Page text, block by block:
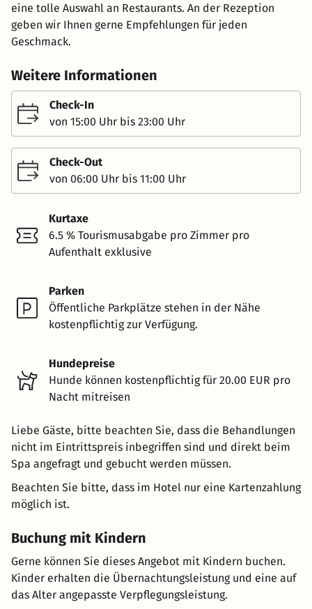
eine tolle Auswahl an Restaurants. An der Rezeption
geben wir Ihnen gerne Empfehlungen für jeden
Geschmack.
Weitere Informationen
Check-In
von 15:00 Uhr bis 23:00 Uhr
Check-Out
von 06:00 Uhr bis 11:00 Uhr
Kurtaxe
6.5 % Tourismusabgabe pro Zimmer pro
Aufenthalt exklusive
Parken
Öffentliche Parkplätze stehen in der Nähe
kostenpflichtig zur Verfügung.
Hundepreise
Hunde können kostenpflichtig für 20.00 EUR pro
Nacht mitreisen
Liebe Gäste, bitte beachten Sie, dass die Behandlungen
nicht im Eintrittspreis inbegriffen sind und direkt beim
Spa angefragt und gebucht werden müssen.
Beachten Sie bitte, dass im Hotel nur eine Kartenzahlung
möglich ist.
Buchung mit Kindern
Gerne können Sie dieses Angebot mit Kindern buchen.
Kinder erhalten die Übernachtungsleistung und eine auf
das Alter angepasste Verpflegungsleistung.